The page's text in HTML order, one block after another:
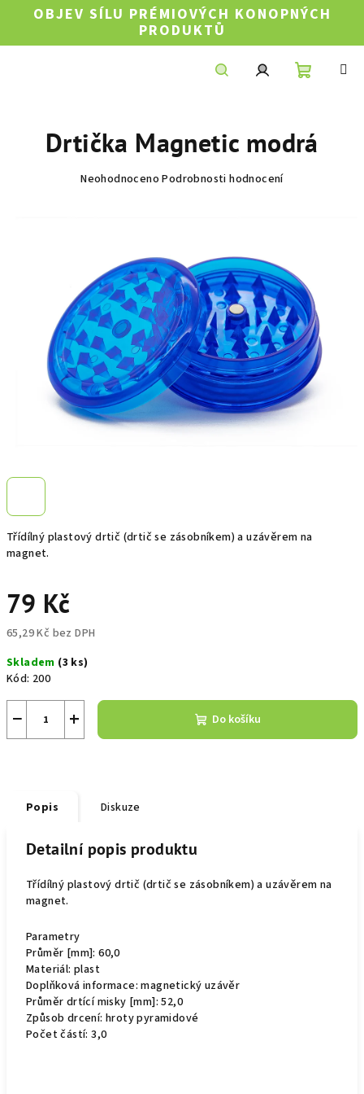
OBJEV SÍLU PRÉMIOVÝCH KONOPNÝCH
PRODUKTŮ
košík
Třídílný plastový drtič (drtič se zásobníkem) a uzávěrem na
magnet.
79 Kč
65,29 Kč bez DPH
cena:
Skladem (3 ks)
Kód: 200
+
− Do košíku
Drtička Magnetic modrá
Průměrné
hvězdiček.
Neohodnoceno Podrobnosti hodnocení
Popis Diskuze
Detailní popis produktu
Třídílný plastový drtič (drtič se zásobníkem) a uzávěrem na
magnet.
Parametry
Průměr [mm]: 60,0
Materiál: plast
Doplňková informace: magnetický uzávěr
Průměr drtící misky [mm]: 52,0
Způsob drcení: hroty pyramidové
Počet částí: 3,0